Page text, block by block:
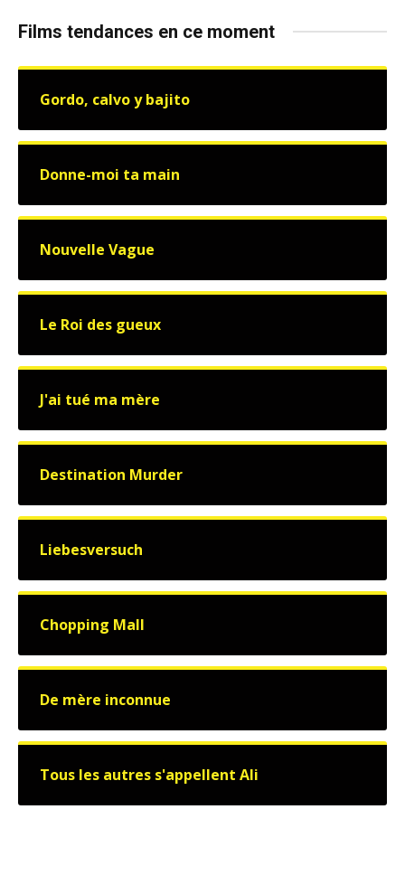
Films tendances en ce moment
Gordo, calvo y bajito
Donne-moi ta main
Nouvelle Vague
Le Roi des gueux
J'ai tué ma mère
Destination Murder
Liebesversuch
Chopping Mall
De mère inconnue
Tous les autres s'appellent Ali